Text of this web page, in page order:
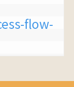
flow-